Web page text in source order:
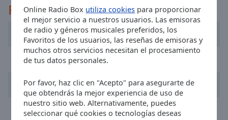
Online Radio Box utiliza cookies para proporcionar
el mejor servicio a nuestros usuarios. Las emisoras
de radio y géneros musicales preferidos, los
Favoritos de los usuarios, las reseñas de emisoras y
muchos otros servicios necesitan el procesamiento
de tus datos personales.
Por favor, haz clic en "Acepto" para asegurarte de
que obtendrás la mejor experiencia de uso de
nuestro sitio web. Alternativamente, puedes
seleccionar qué cookies o tecnologías deseas
modal
window.
Beginning
window.
Escape
Recomendado
8Radio.com
Radio Nova
SPIN 1038
Today FM